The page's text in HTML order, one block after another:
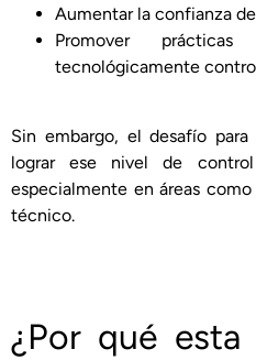
Aumentar la confianza
Promover
tecnológicamente
Sin embargo, el desafío
lograr ese nivel de
especialmente en áreas
técnico.
¿Por qué